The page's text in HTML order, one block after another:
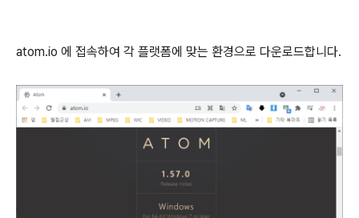
atom.io 에 접속하여 각 플랫폼에 맞는 환경으로 다운로드합니다.